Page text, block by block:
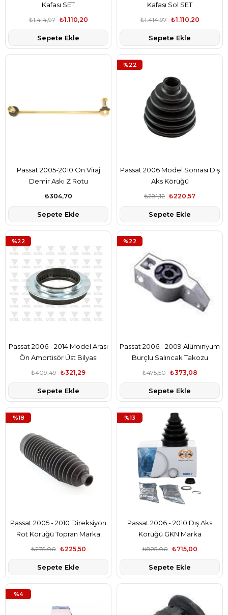
Kafası SET
₺1.110,20
₺1.414,97
Sepete Ekle
Kafası Sol SET
₺1.110,20
₺1.414,97
Sepete Ekle
Passat 2005-2010 Ön Viraj
Demir Askı Z Rotu
₺304,70
Sepete Ekle
Passat 2006 Model Sonrası Dış
Aks Körüğü
₺220,57
₺281,12
Sepete Ekle
%22
Passat 2006 - 2014 Model Arası
Ön Amortisör Üst Bilyası
₺321,29
₺409,49
Sepete Ekle
%22
Passat 2006 - 2009 Alüminyum
Burçlu Salıncak Takozu
₺373,08
₺475,50
Sepete Ekle
%22
Passat 2005 - 2010 Direksiyon
Rot Körüğü Topran Marka
₺225,50
₺275,00
Sepete Ekle
%18
Passat 2006 - 2010 Dış Aks
Körüğü GKN Marka
₺715,00
₺825,00
Sepete Ekle
%13
%4